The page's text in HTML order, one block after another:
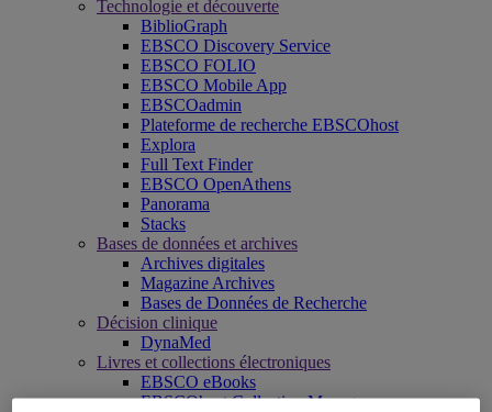
Technologie et découverte
BiblioGraph
EBSCO Discovery Service
EBSCO FOLIO
EBSCO Mobile App
EBSCOadmin
Plateforme de recherche EBSCOhost
Explora
Full Text Finder
EBSCO OpenAthens
Panorama
Stacks
Bases de données et archives
Archives digitales
Magazine Archives
Bases de Données de Recherche
Décision clinique
DynaMed
Livres et collections électroniques
EBSCO eBooks
EBSCOhost Collection Manager